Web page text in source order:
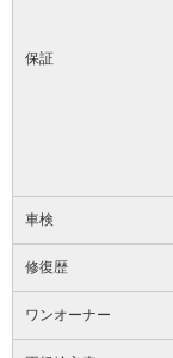
保証
車検
修復歴
ワンオーナー